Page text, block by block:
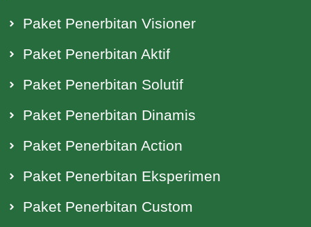
Paket Penerbitan Visioner
Paket Penerbitan Aktif
Paket Penerbitan Solutif
Paket Penerbitan Dinamis
Paket Penerbitan Action
Paket Penerbitan Eksperimen
Paket Penerbitan Custom